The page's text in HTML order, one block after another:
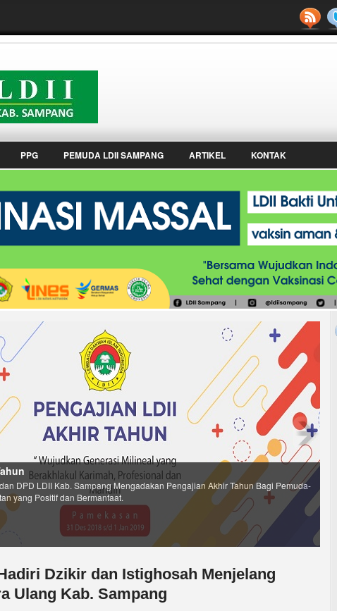
PPG PEMUDA LDII SAMPANG ARTIKEL KONTAK
DPD LDII Kab. Sampang Mengadakan Pengajian Akhir Tahun Bagi Pemuda-
yang Positif dan Bermanfaat.
Dzikir dan Istighosah Menjelang
Ulang Kab. Sampang